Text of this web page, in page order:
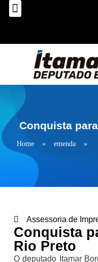
Conquista
Home » emenda »
Assessoria de
Conquista
Rio Preto
O deputado Itamar